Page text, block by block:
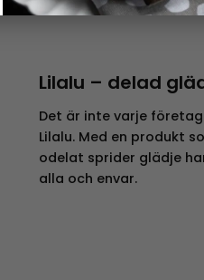
Lilalu – delad
Det är inte varje
Lilalu. Med en produkt
odelat sprider glädje
alla och envar.